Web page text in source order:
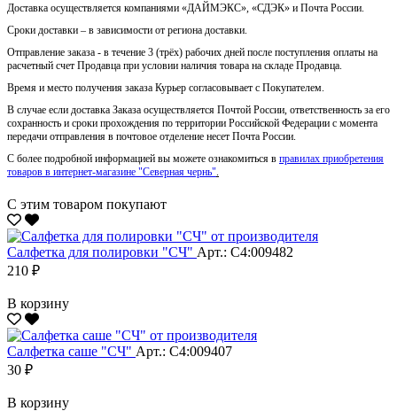
Доставка осуществляется компаниями «ДАЙМЭКС», «СДЭК» и Почта России.
Сроки доставки – в зависимости от региона доставки.
Отправление заказа - в течение 3 (трёх) рабочих дней после поступления оплаты на
расчетный счет Продавца при условии наличия товара на складе Продавца.
Время и место получения заказа Курьер согласовывает с Покупателем.
В случае если доставка Заказа осуществляется Почтой России, ответственность за его
сохранность и сроки прохождения по территории Российской Федерации с момента
передачи отправления в почтовое отделение несет Почта России.
С более подробной информацией вы можете ознакомиться в правилах приобретения
товаров в интернет-магазине "Северная чернь"
С этим товаром покупают
Салфетка для полировки "CЧ" Арт.: С4:009482
210 ₽
В корзину
Салфетка саше "CЧ" Арт.: С4:009407
30 ₽
В корзину